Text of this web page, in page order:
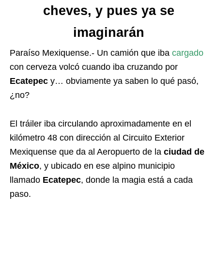
cheves, y pues ya se
imaginarán
Paraíso Mexiquense.- Un camión que iba cargado
con cerveza volcó cuando iba cruzando por
Ecatepec y… obviamente ya saben lo qué pasó,
¿no?
El tráiler iba circulando aproximadamente en el
kilómetro 48 con dirección al Circuito Exterior
Mexiquense que da al Aeropuerto de la ciudad de
México, y ubicado en ese alpino municipio
llamado Ecatepec, donde la magia está a cada
paso.